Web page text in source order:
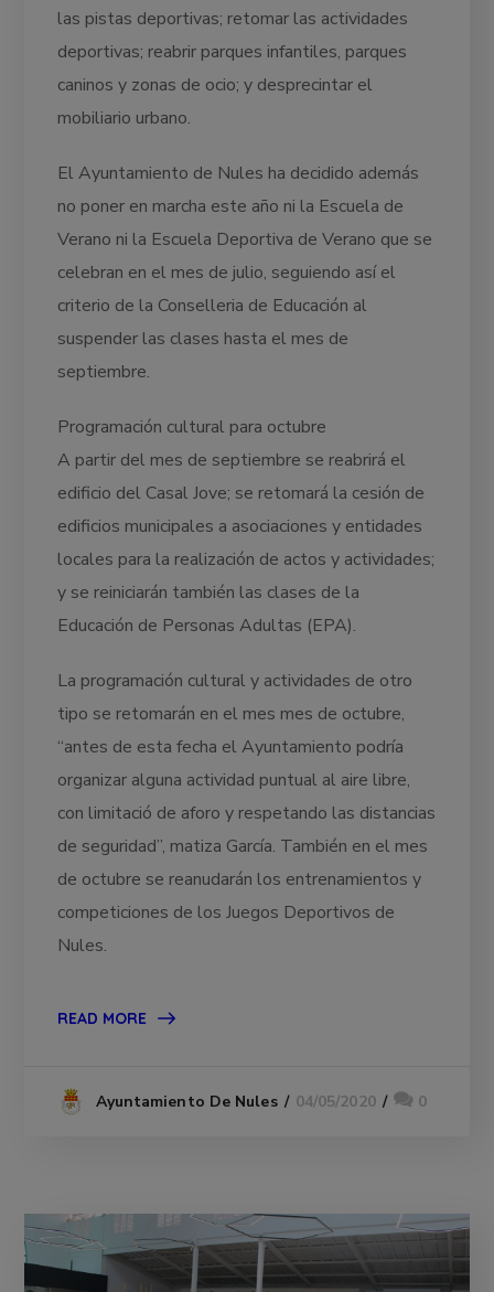
las pistas deportivas; retomar las actividades
deportivas; reabrir parques infantiles, parques
caninos y zonas de ocio; y desprecintar el
mobiliario urbano.
El Ayuntamiento de Nules ha decidido además
no poner en marcha este año ni la Escuela de
Verano ni la Escuela Deportiva de Verano que se
celebran en el mes de julio, seguiendo así el
criterio de la Conselleria de Educación al
suspender las clases hasta el mes de
septiembre.
Programación cultural para octubre
A partir del mes de septiembre se reabrirá el
edificio del Casal Jove; se retomará la cesión de
edificios municipales a asociaciones y entidades
locales para la realización de actos y actividades;
y se reiniciarán también las clases de la
Educación de Personas Adultas (EPA).
La programación cultural y actividades de otro
tipo se retomarán en el mes mes de octubre,
“antes de esta fecha el Ayuntamiento podría
organizar alguna actividad puntual al aire libre,
con limitació de aforo y respetando las distancias
de seguridad”, matiza García. También en el mes
de octubre se reanudarán los entrenamientos y
competiciones de los Juegos Deportivos de
Nules.
READ MORE
Ayuntamiento De Nules 04/05/2020 0